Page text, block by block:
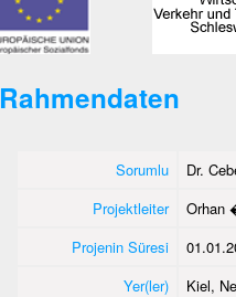
Rahmendaten
Sorumlu
Dr.
Projektleiter
Orhan
Projenin Süresi
Yer(ler)
Kiel,